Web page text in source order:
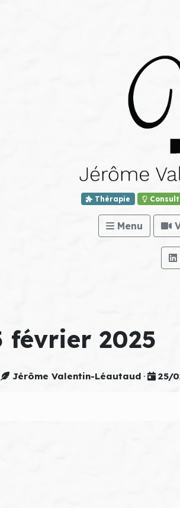
Thérapie
Menu
février 2025
Jérôme Valentin-Léautaud · 25/